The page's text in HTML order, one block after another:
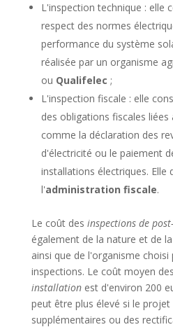
L'inspection technique : elle
respect des normes
performance du système
réalisée par un organisme
ou Qualifelec ;
L'inspection fiscale : elle
des obligations fiscales
comme la déclaration des
d'électricité ou le paiement
installations électriques. Elle
l'administration fiscale.
Le coût des inspections de
également de la nature et de
ainsi que de l'organisme choisi
inspections. Le coût moyen des
installationest d'environ 200
peut être plus élevé si le
supplémentaires ou des